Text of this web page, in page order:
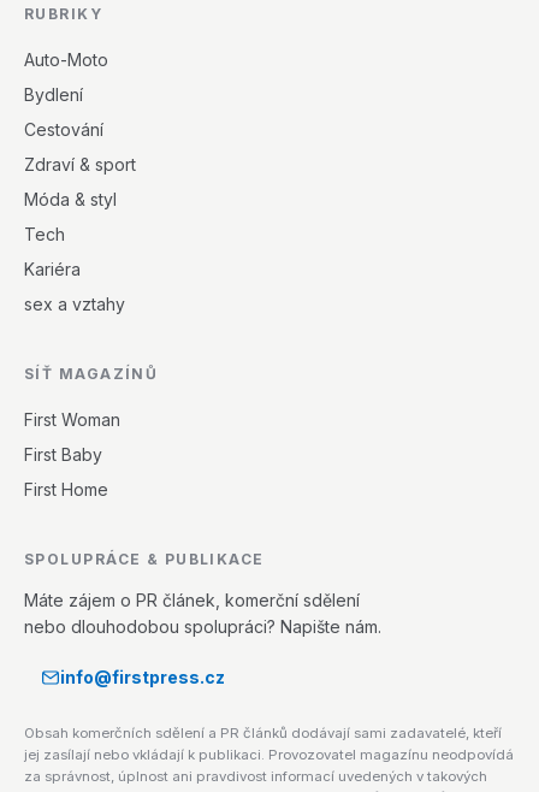
RUBRIKY
Auto-Moto
Bydlení
Cestování
Zdraví & sport
Móda & styl
Tech
Kariéra
sex a vztahy
SÍŤ MAGAZÍNŮ
First Woman
First Baby
First Home
SPOLUPRÁCE & PUBLIKACE
Máte zájem o PR článek, komerční sdělení
nebo dlouhodobou spolupráci? Napište nám.
info@firstpress.cz
Obsah komerčních sdělení a PR článků dodávají sami zadavatelé, kteří
jej zasílají nebo vkládají k publikaci. Provozovatel magazínu neodpovídá
za správnost, úplnost ani pravdivost informací uvedených v takových